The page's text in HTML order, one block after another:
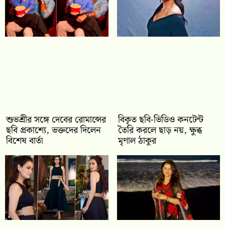
শুভশ্রীর সঙ্গে দেবের রোমান্সের
ছবি প্রকাশ্যে, ভক্তদের দিলেন
বিশেষ বার্তা
বিকৃত ছবি-ভিডিও কনটেন্ট
তৈরি করলে ছাড় নয়, ক্ষুব্ধ
মৃণাল ঠাকুর